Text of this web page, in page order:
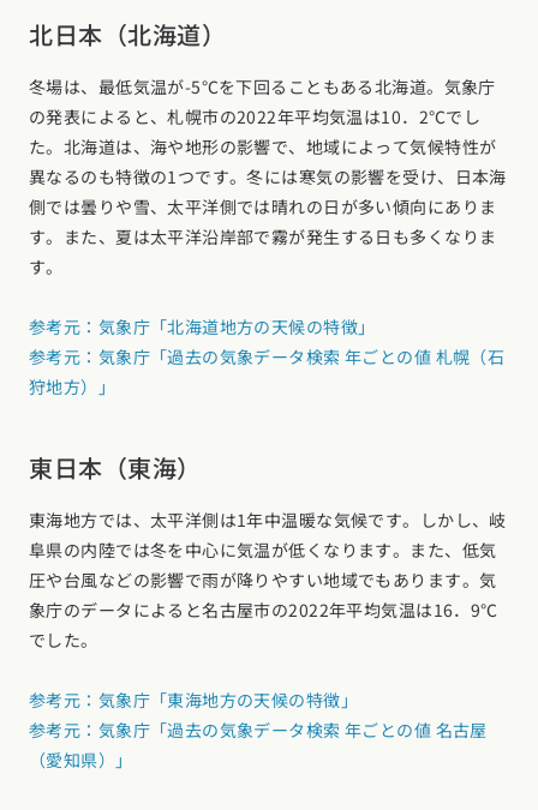
北日本（北海道）
冬場は、最低気温が-5℃を下回ることもある北海道。気象庁
の発表によると、札幌市の2022年平均気温は10．2℃でし
た。北海道は、海や地形の影響で、地域によって気候特性が
異なるのも特徴の1つです。冬には寒気の影響を受け、日本海
側では曇りや雪、太平洋側では晴れの日が多い傾向にありま
す。また、夏は太平洋沿岸部で霧が発生する日も多くなりま
す。
参考元：気象庁「北海道地方の天候の特徴」
参考元：気象庁「過去の気象データ検索 年ごとの値 札幌（石
狩地方）」
東日本（東海）
東海地方では、太平洋側は1年中温暖な気候です。しかし、岐
阜県の内陸では冬を中心に気温が低くなります。また、低気
圧や台風などの影響で雨が降りやすい地域でもあります。気
象庁のデータによると名古屋市の2022年平均気温は16．9℃
でした。
参考元：気象庁「東海地方の天候の特徴」
参考元：気象庁「過去の気象データ検索 年ごとの値 名古屋
（愛知県）」
長野県 (10)
東海エリア
愛知県 (28)岐阜県 (23) 静岡県 (25)三重県 (5)
関西エリア
大阪府 (19)兵庫県 (36)京都府 (6)滋賀県 (0)奈良県 (6)
和歌山県 (5)
中国エリア
四国エリア
香川県 (1)徳島県 (10)愛媛県 (1)高知県 (4)
九州・沖縄エリア
宮崎県 (3)鹿児島県 (8)